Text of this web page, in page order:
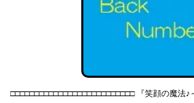
□□□□□□□□□□□□□□□□□□□□□□□□□□ 『笑顔の魔法♪